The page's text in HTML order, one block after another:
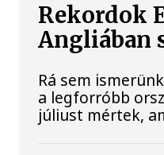
Rekordok
Angliában
Rá sem
a legforróbb
júliust mértek,